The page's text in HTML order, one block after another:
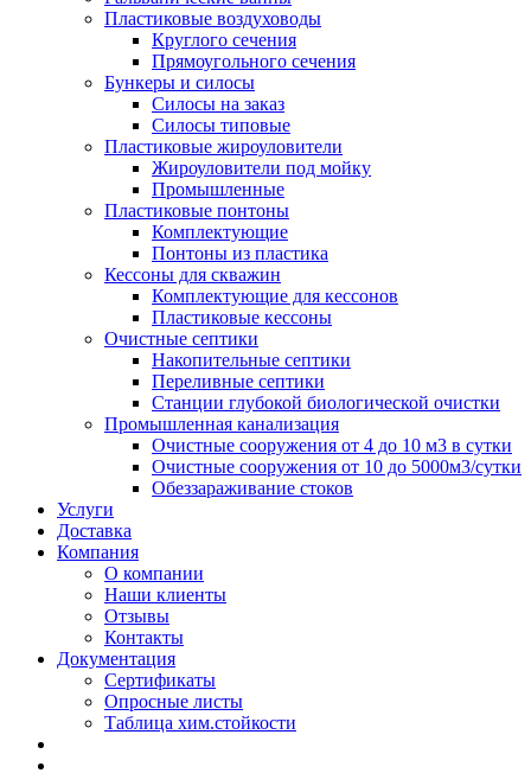
Пластиковые воздуховоды
Круглого сечения
Прямоугольного сечения
Бункеры и силосы
Силосы на заказ
Силосы типовые
Пластиковые жироуловители
Жироуловители под мойку
Промышленные
Пластиковые понтоны
Комплектующие
Понтоны из пластика
Кессоны для скважин
Комплектующие для кессонов
Пластиковые кессоны
Очистные септики
Накопительные септики
Переливные септики
Станции глубокой биологической очистки
Промышленная канализация
Очистные сооружения от 4 до 10 м3 в сутки
Очистные сооружения от 10 до 5000м3/сутки
Обеззараживание стоков
Услуги
Доставка
Компания
О компании
Наши клиенты
Отзывы
Контакты
Документация
Сертификаты
Опросные листы
Таблица хим.стойкости